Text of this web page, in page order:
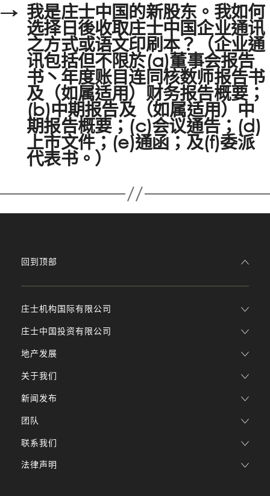
→ 我是庄士中国的新股东。我如何
选择日後收取庄士中国企业通讯
之方式或语文印刷本？（企业通
讯包括但不限於(a)董事会报告
书丶年度账目连同核数师报告书
及（如属适用）财务报告概要；
(b)中期报告及（如属适用）中
期报告概要；(c)会议通告；(d)
上市文件；(e)通函；及(f)委派
代表书。）
庄士机构国际有限公司
庄士中国投资有限公司
地产发展
关于我们
新闻发布
团队
回到顶部
联系我们
法律声明